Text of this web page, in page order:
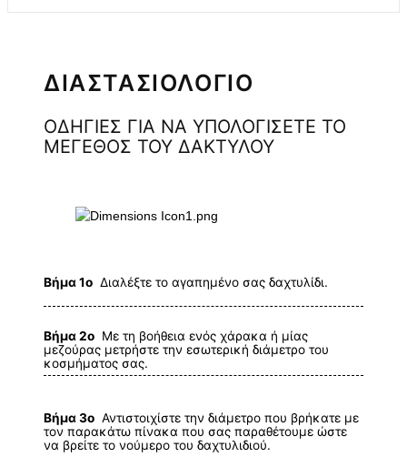
ΔΙΑΣΤΑΣΙΟΛΟΓΙΟ
ΟΔΗΓΙΕΣ ΓΙΑ ΝΑ ΥΠΟΛΟΓΙΣΕΤΕ ΤΟ
ΜΕΓΕΘΟΣ ΤΟΥ ΔΑΚΤΥΛΟΥ
Βήμα 1ο Διαλέξτε το αγαπημένο σας δαχτυλίδι.
Βήμα 2ο Με τη βοήθεια ενός χάρακα ή μίας
μεζούρας μετρήστε την εσωτερική διάμετρο του
κοσμήματος σας.
Βήμα 3ο Αντιστοιχίστε την διάμετρο που βρήκατε με
τον παρακάτω πίνακα που σας παραθέτουμε ώστε
να βρείτε το νούμερο του δαχτυλιδιού.